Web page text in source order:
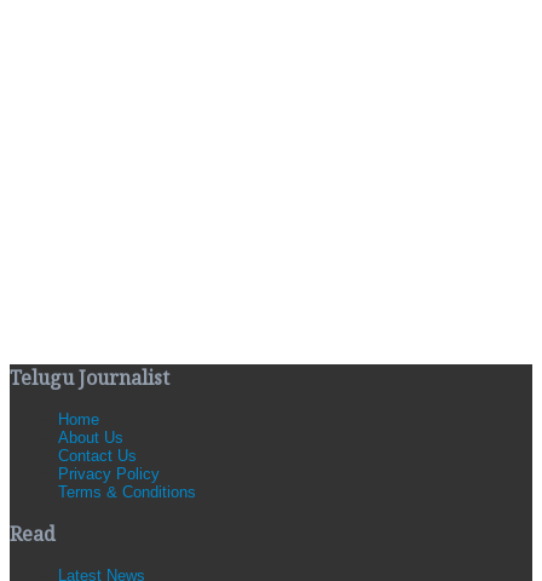
Telugu Journalist
Home
About Us
Contact Us
Privacy Policy
Terms & Conditions
Read
Latest News